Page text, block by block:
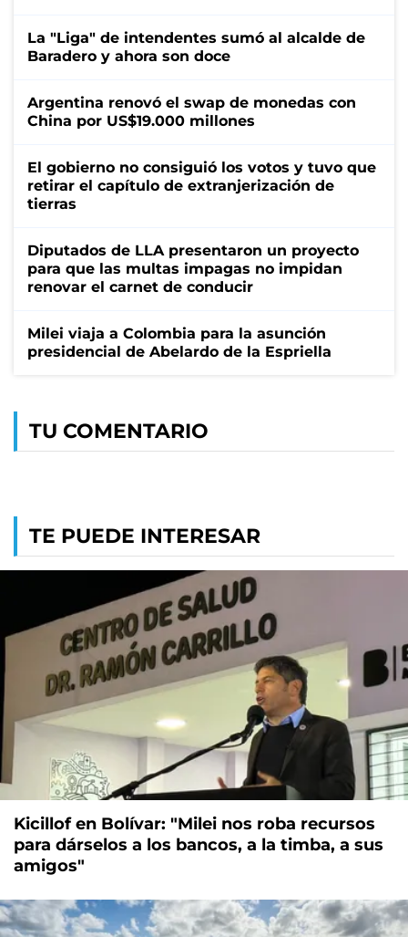
La "Liga" de intendentes sumó al alcalde de
Baradero y ahora son doce
Argentina renovó el swap de monedas con
China por US$19.000 millones
El gobierno no consiguió los votos y tuvo que
retirar el capítulo de extranjerización de
tierras
Diputados de LLA presentaron un proyecto
para que las multas impagas no impidan
renovar el carnet de conducir
Milei viaja a Colombia para la asunción
presidencial de Abelardo de la Espriella
TU COMENTARIO
TE PUEDE INTERESAR
Kicillof en Bolívar: "Milei nos roba recursos
para dárselos a los bancos, a la timba, a sus
amigos"